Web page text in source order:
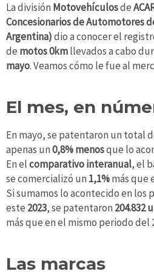
La división Motovehículosde
Concesionarios de Automotores
Argentina)dio a conocer el
de motos0kmllevados a cabo
mayo. Veamos cómo le fue al
El mes, en
En mayo, se patentaron un total
apenas un0,8% menosque lo
En elcomparativo interanual, el
se comercializó un 1,1%más que
Si sumamos lo acontecido en los
este 2023, se patentaron 204.832
más que en el mismo periodo del
Las marcas